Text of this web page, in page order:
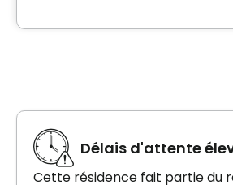
Délais d'attente
Cette résidence fait partie du